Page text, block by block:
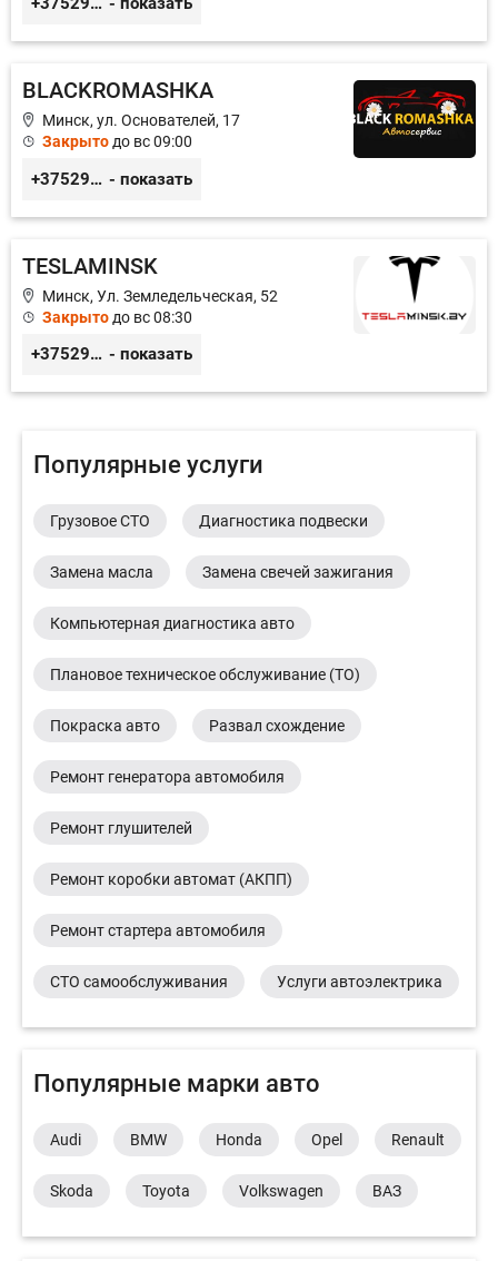
BLACKROMASHKA
Минск, ул. Основателей, 17
Закрытодо вс 09:00
+375296651188 - показать
TESLAMINSK
Минск, Ул. Земледельческая, 52
Закрыто до вс 08:30
+375291335101 - показать
Популярные услуги
Грузовое СТО Диагностика подвески
Замена масла Замена свечей зажигания
Компьютерная диагностика авто
Плановое техническое обслуживание (ТО)
Покраска авто Развал схождение
Ремонт генератора автомобиля
Ремонт глушителей
Ремонт коробки автомат (АКПП)
Ремонт стартера автомобиля
СТО самообслуживания Услуги автоэлектрика
Популярные марки авто
Audi BMW Honda Opel Renault
Skoda Toyota Volkswagen ВАЗ